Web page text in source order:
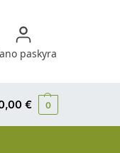
paskyra
€ 0